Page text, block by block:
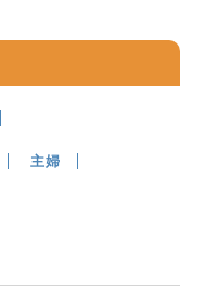
主婦